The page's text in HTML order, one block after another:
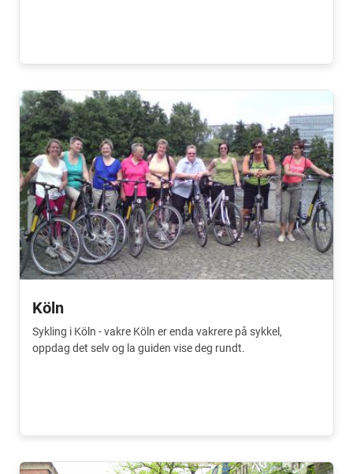
Köln
Sykling i Köln - vakre Köln er enda vakrere på sykkel,
oppdag det selv og la guiden vise deg rundt.